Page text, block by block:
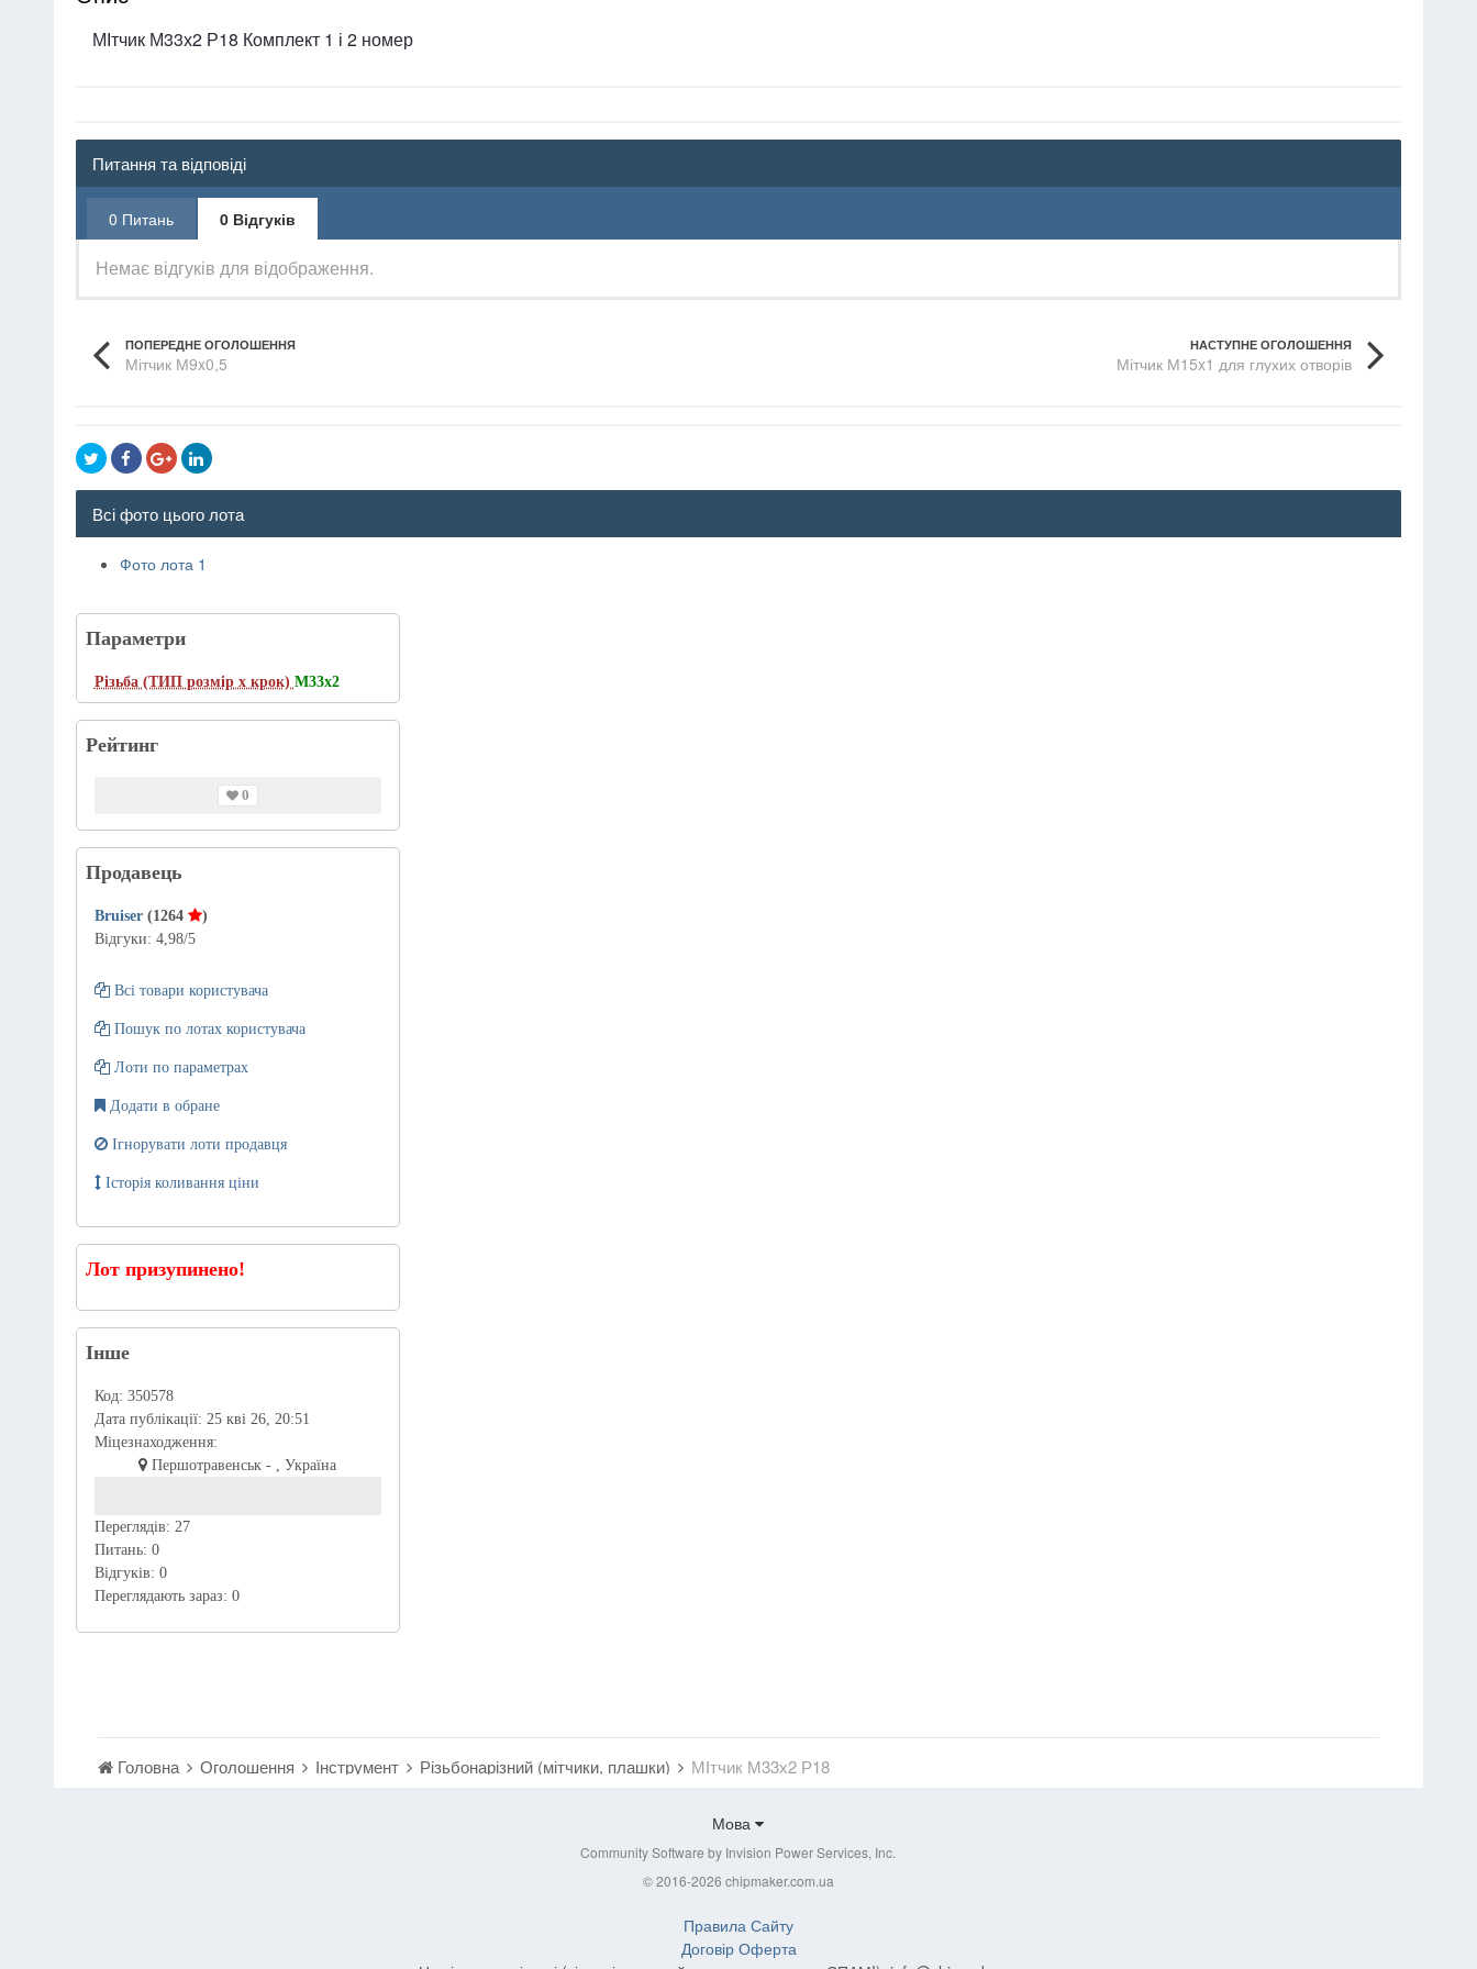
МІтчик М33х2 Р18 Комплект 1 і 2 номер
Питання та відповіді
0 Питань 0 Відгуків
Немає відгуків для відображення.
ПОПЕРЕДНЕ ОГОЛОШЕННЯ
Мітчик М9x0,5
НАСТУПНЕ ОГОЛОШЕННЯ
Мітчик М15x1 для глухих отворів
Всі фото цього лота
Фото лота 1
Параметри
Різьба (ТИП розмір х крок) M33x2
Рейтинг
0
Продавець
Bruiser (1264
)
Відгуки: 4,98/5
Всі товари користувача
Пошук по лотах користувача
Лоти по параметрах
Додати в обране
Ігнорувати лоти продавця
Історія коливання ціни
Лот призупинено!
Інше
Код: 350578
Дата публікації: 25 кві 26, 20:51
Міцезнаходження:
Першотравенськ - , Україна
Переглядів: 27
Питань: 0
Відгуків: 0
Переглядають зараз: 0
Головна Оголошення Інструмент Різьбонарізний (мітчики, плашки) МІтчик М33х2 Р18
Мова
Community Software by Invision Power Services, Inc.
© 2016-2026 chipmaker.com.ua
Правила Сайту
Договір Оферта